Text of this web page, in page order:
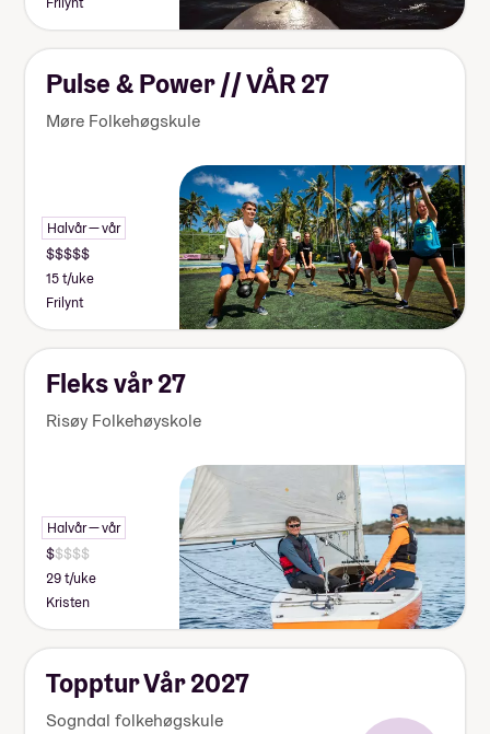
Pulse & Power // VÅR 27
Møre Folkehøgskule
Halvår — vår
15 t/uke
Frilynt
Fleks vår 27
Risøy Folkehøyskole
Halvår — vår
29 t/uke
Kristen
Topptur Vår 2027
Sogndal folkehøgskule